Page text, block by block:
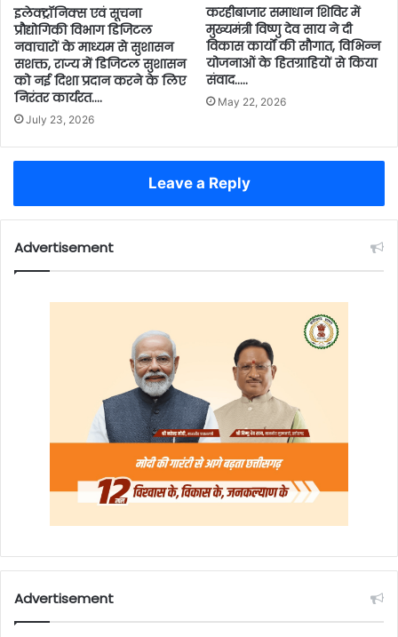
इलेक्ट्रॉनिक्स एवं सूचना
प्रौद्योगिकी विभाग डिजिटल
नवाचारों के माध्यम से सुशासन
सशक्त, राज्य में डिजिटल सुशासन
को नई दिशा प्रदान करने के लिए
निरंतर कार्यरत….
July 23, 2026
करहीबाजार समाधान शिविर में
मुख्यमंत्री विष्णु देव साय ने दी
विकास कार्यों की सौगात, विभिन्न
योजनाओं के हितग्राहियों से किया
संवाद…..
May 22, 2026
Leave a Reply
Advertisement
Advertisement